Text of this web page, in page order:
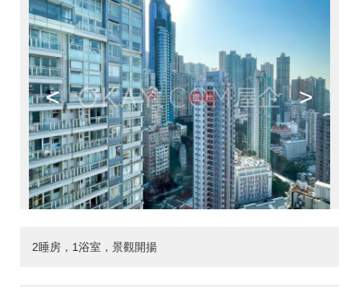
< >
2睡房，1浴室，景觀開揚